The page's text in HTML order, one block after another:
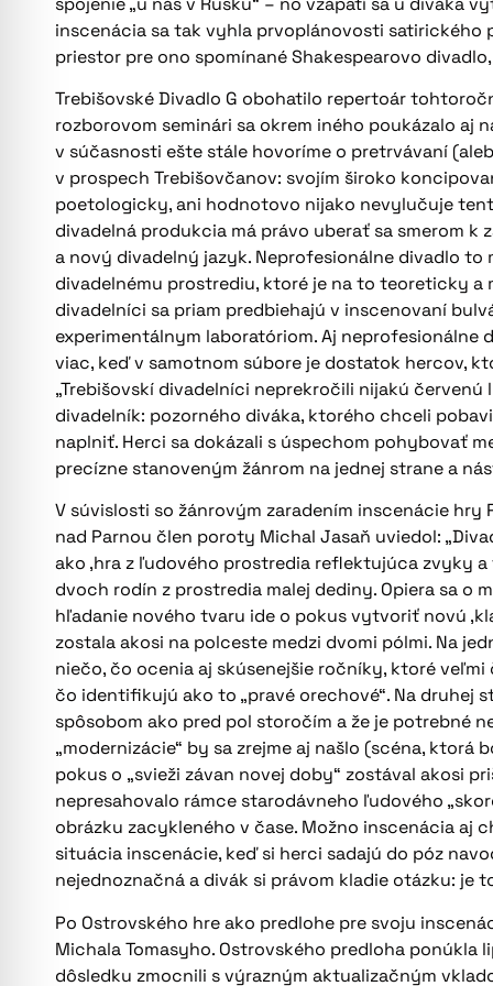
inscenácia sa tak vyhla prvoplánovosti satirického
priestor pre ono spomínané Shakespearovo
Trebišovské Divadlo G obohatilo repertoár
rozborovom seminári sa okrem iného poukázalo
v súčasnosti ešte stále hovoríme o pretrvávaní
v prospech Trebišovčanov: svojím široko
poetologicky, ani hodnotovo nijako nevylučuje
divadelná produkcia má právo uberať sa smerom
a nový divadelný jazyk. Neprofesionálne divadlo to
divadelnému prostrediu, ktoré je na to teoreticky a
divadelníci sa priam predbiehajú v inscenovaní
experimentálnym laboratóriom. Aj neprofesionálne
viac, keď v samotnom súbore je dostatok hercov,
„Trebišovskí divadelníci neprekročili nijakú
divadelník: pozorného diváka, ktorého chceli
naplniť. Herci sa dokázali s úspechom pohybovať
precízne stanoveným žánrom na jednej strane a
V súvislosti so žánrovým zaradením inscenácie hry
nad Parnou člen poroty Michal Jasaň uviedol:
ako ,hra z ľudového prostredia reflektujúca zvyky
dvoch rodín z prostredia malej dediny. Opiera sa
hľadanie nového tvaru ide o pokus vytvoriť novú
zostala akosi na polceste medzi dvomi pólmi. Na
niečo, čo ocenia aj skúsenejšie ročníky, ktoré
čo identifikujú ako to „pravé orechové“. Na druhej
spôsobom ako pred pol storočím a že je potrebné
„modernizácie“ by sa zrejme aj našlo (scéna,
pokus o „svieži závan novej doby“ zostával akosi
nepresahovalo rámce starodávneho ľudového
obrázku zacykleného v čase. Možno inscenácia
situácia inscenácie, keď si herci sadajú do póz
nejednoznačná a divák si právom kladie otázku:
Po Ostrovského hre ako predlohe pre svoju
Michala Tomasyho. Ostrovského predloha
dôsledku zmocnili s výrazným aktualizačným